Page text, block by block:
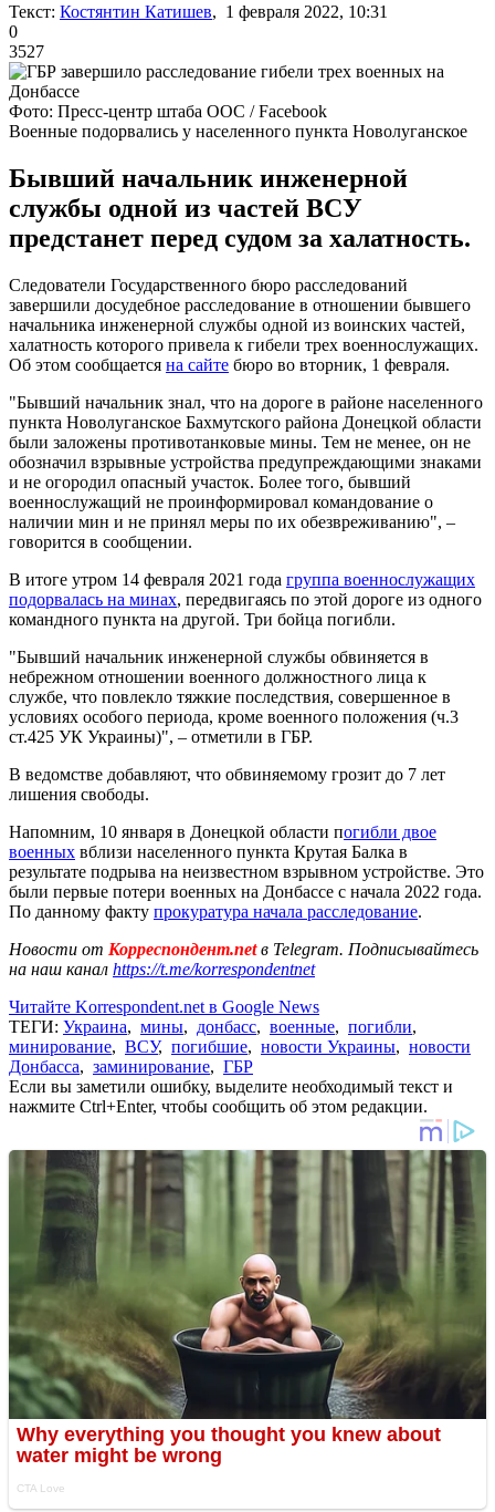
Текст: Костянтин Катишев, 1 февраля 2022, 10:31
0
3527
Фото: Пресс-центр штаба ООС / Facebook
Военные подорвались у населенного пункта Новолуганское
Бывший начальник инженерной
службы одной из частей ВСУ
предстанет перед судом за халатность.
Следователи Государственного бюро расследований
завершили досудебное расследование в отношении бывшего
начальника инженерной службы одной из воинских частей,
халатность которого привела к гибели трех военнослужащих.
Об этом сообщается на сайте бюро во вторник, 1 февраля.
"Бывший начальник знал, что на дороге в районе населенного
пункта Новолуганское Бахмутского района Донецкой области
были заложены противотанковые мины. Тем не менее, он не
обозначил взрывные устройства предупреждающими знаками
и не огородил опасный участок. Более того, бывший
военнослужащий не проинформировал командование о
наличии мин и не принял меры по их обезвреживанию", –
говорится в сообщении.
В итоге утром 14 февраля 2021 года группа военнослужащих
подорвалась на минах, передвигаясь по этой дороге из одного
командного пункта на другой. Три бойца погибли.
"Бывший начальник инженерной службы обвиняется в
небрежном отношении военного должностного лица к
службе, что повлекло тяжкие последствия, совершенное в
условиях особого периода, кроме военного положения (ч.3
ст.425 УК Украины)", – отметили в ГБР.
В ведомстве добавляют, что обвиняемому грозит до 7 лет
лишения свободы.
Напомним, 10 января в Донецкой области погибли двое
военных вблизи населенного пункта Крутая Балка в
результате подрыва на неизвестном взрывном устройстве. Это
были первые потери военных на Донбассе с начала 2022 года.
По данному факту прокуратура начала расследование.
Новости от Корреспондент.netв Telegram. Подписывайтесь
на наш канал https://t.me/korrespondentnet
Читайте Korrespondent.net в Google News
ТЕГИ: Украина, мины, донбасс, военные, погибли,
минирование, ВСУ, погибшие, новости Украины, новости
Донбасса, заминирование, ГБР
Если вы заметили ошибку, выделите необходимый текст и
нажмите Ctrl+Enter, чтобы сообщить об этом редакции.